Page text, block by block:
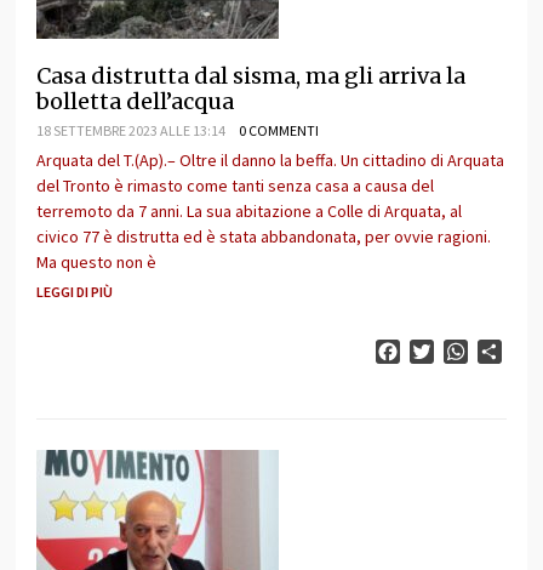
Casa distrutta dal sisma, ma gli arriva la
bolletta dell’acqua
18 SETTEMBRE 2023 ALLE 13:14 0 COMMENTI
Arquata del T.(Ap).– Oltre il danno la beffa. Un cittadino di Arquata
del Tronto è rimasto come tanti senza casa a causa del
terremoto da 7 anni. La sua abitazione a Colle di Arquata, al
civico 77 è distrutta ed è stata abbandonata, per ovvie ragioni.
Ma questo non è
LEGGI DI PIÙ
FacebookTwitter